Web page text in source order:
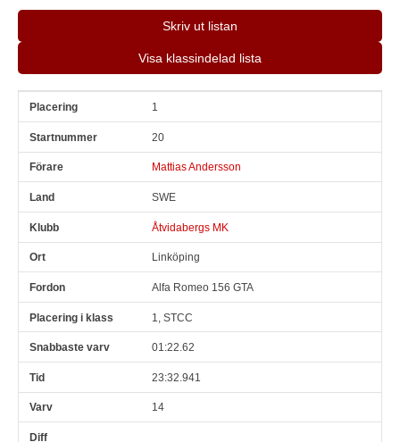
Skriv ut listan
Visa klassindelad lista
Pl Snr 1
20
Mattias Andersson
SWE
Åtvidabergs MK
Linköping
Alfa Romeo 156 GTA
1, STCC
01:22.62
23:32.941
14